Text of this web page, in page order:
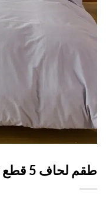
5 قطع نفرونص قطن 100%